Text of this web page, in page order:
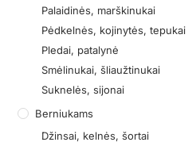
Palaidinės, marškinukai
Pėdkelnės, kojinytės, tepukai
Pledai, patalynė
Smėlinukai, šliaužtinukai
Suknelės, sijonai
Berniukams
Džinsai, kelnės, šortai